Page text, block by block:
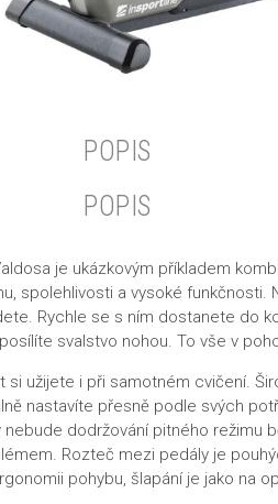
POPIS
POPIS
je ukázkovým příkladem
spolehlivosti a vysoké funkčnosti.
Rychle se s ním dostanete do
svalstvo nohou. To vše v
si užijete i při samotném cvičení.
nastavíte přesně podle svých
nebude dodržování pitného režimu
Rozteč mezi pedály je
pohybu, šlapání je jako na